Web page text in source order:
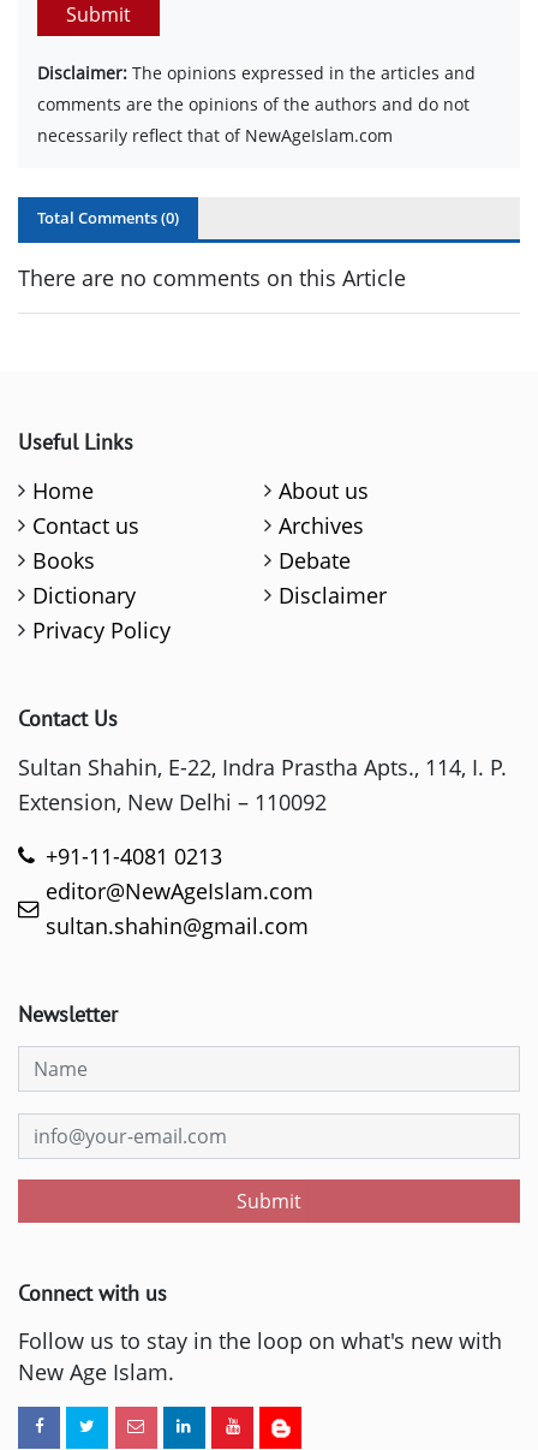
Submit
Disclaimer: The opinions expressed in the articles and
comments are the opinions of the authors and do not
necessarily reflect that of NewAgeIslam.com
Total Comments (0)
There are no comments on this Article
Useful Links
Home
About us
Contact us
Archives
Books
Debate
Dictionary
Disclaimer
Privacy Policy
Contact Us
Sultan Shahin, E-22, Indra Prastha Apts., 114, I. P.
Extension, New Delhi – 110092
+91-11-4081 0213
editor@NewAgeIslam.com
sultan.shahin@gmail.com
Newsletter
Submit
Connect with us
Follow us to stay in the loop on what's new with
New Age Islam.